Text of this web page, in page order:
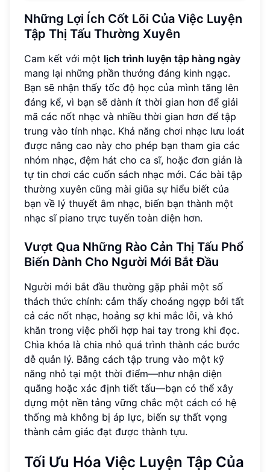
Những Lợi Ích Cốt Lõi Của Việc Luyện
Tập Thị Tấu Thường Xuyên
Cam kết với một lịch trình luyện tập hàng ngày
mang lại những phần thưởng đáng kinh ngạc.
Bạn sẽ nhận thấy tốc độ học của mình tăng lên
đáng kể, vì bạn sẽ dành ít thời gian hơn để giải
mã các nốt nhạc và nhiều thời gian hơn để tập
trung vào tính nhạc. Khả năng chơi nhạc lưu loát
được nâng cao này cho phép bạn tham gia các
nhóm nhạc, đệm hát cho ca sĩ, hoặc đơn giản là
tự tin chơi các cuốn sách nhạc mới. Các bài tập
thường xuyên cũng mài giũa sự hiểu biết của
bạn về lý thuyết âm nhạc, biến bạn thành một
nhạc sĩ piano trực tuyến toàn diện hơn.
Vượt Qua Những Rào Cản Thị Tấu Phổ
Biến Dành Cho Người Mới Bắt Đầu
Người mới bắt đầu thường gặp phải một số
thách thức chính: cảm thấy choáng ngợp bởi tất
cả các nốt nhạc, hoảng sợ khi mắc lỗi, và khó
khăn trong việc phối hợp hai tay trong khi đọc.
Chìa khóa là chia nhỏ quá trình thành các bước
dễ quản lý. Bằng cách tập trung vào một kỹ
năng nhỏ tại một thời điểm—như nhận diện
quãng hoặc xác định tiết tấu—bạn có thể xây
dựng một nền tảng vững chắc một cách có hệ
thống mà không bị áp lực, biến sự thất vọng
thành cảm giác đạt được thành tựu.
Tối Ưu Hóa Việc Luyện Tập Của